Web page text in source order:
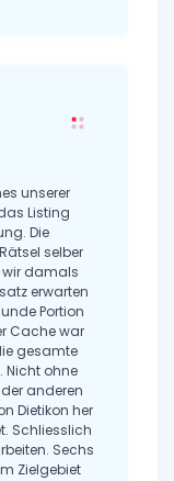
unserer
Listing
Die
selber
wir damals
erwarten
Portion
Cache war
gesamte
Nicht ohne
anderen
Dietikon her
Schliesslich
Sechs
Zielgebiet